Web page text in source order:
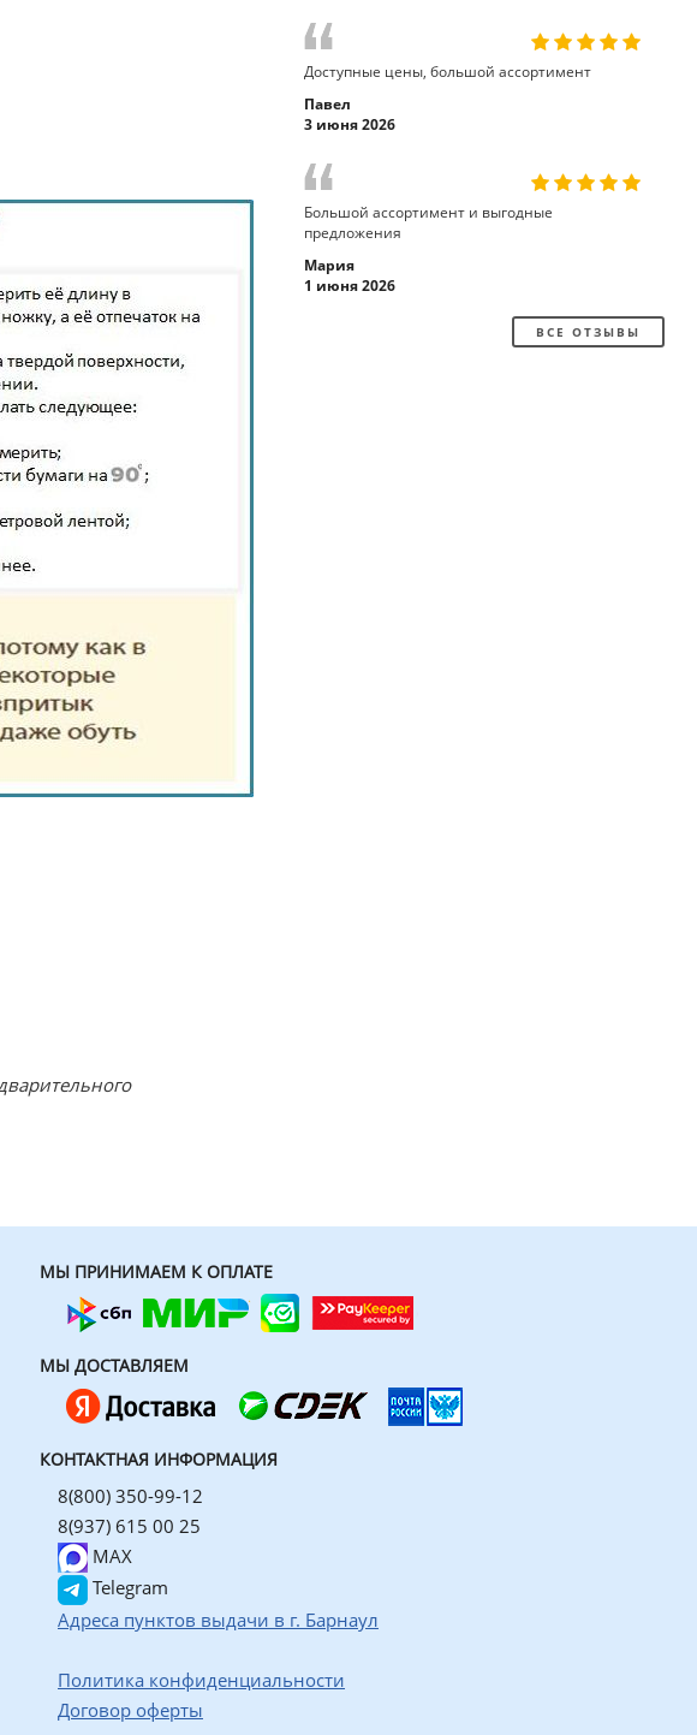
Доступные цены, большой ассортимент
Павел
3 июня 2026
Большой ассортимент и выгодные
предложения
Мария
1 июня 2026
ВСЕ ОТЗЫВЫ
МЫ ПРИНИМАЕМ К ОПЛАТЕ
МЫ ДОСТАВЛЯЕМ
КОНТАКТНАЯ ИНФОРМАЦИЯ
8(800) 350-99-12
8(937) 615 00 25
MAX
Telegram
Адреса пунктов выдачи в г. Барнаул
Политика конфиденциальности
Договор оферты